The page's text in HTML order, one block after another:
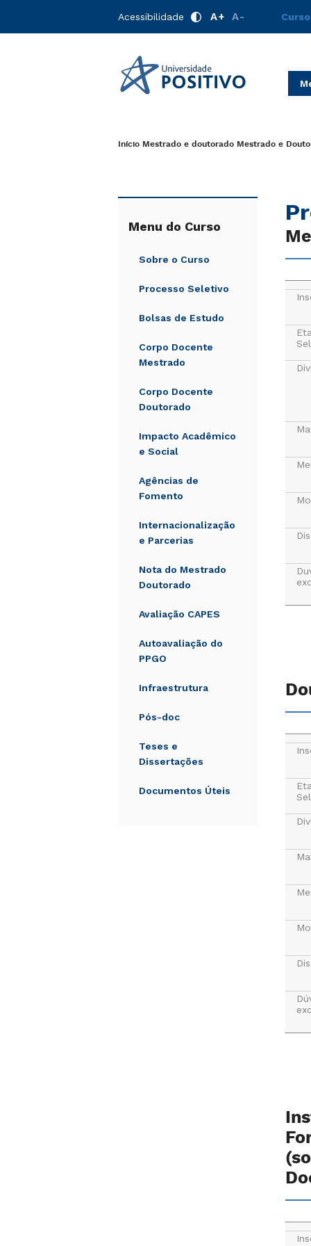
Acessibilidade A+ A-
Início Mestrado e doutorado Mestrado e
Menu do Curso
Sobre o Curso
Processo Seletivo
Bolsas de Estudo
Corpo Docente
Mestrado
Corpo Docente
Doutorado
Impacto Acadêmico
e Social
Agências de
Fomento
Internacionalização
e Parcerias
Nota do Mestrado
Doutorado
Avaliação CAPES
Autoavaliação do
PPGO
Infraestrutura
Pós-doc
Teses e
Dissertações
Documentos Úteis